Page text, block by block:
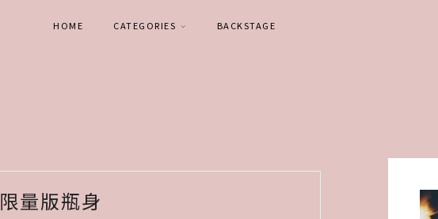
HOME CATEGORIES BACKSTAGE
限量版瓶身